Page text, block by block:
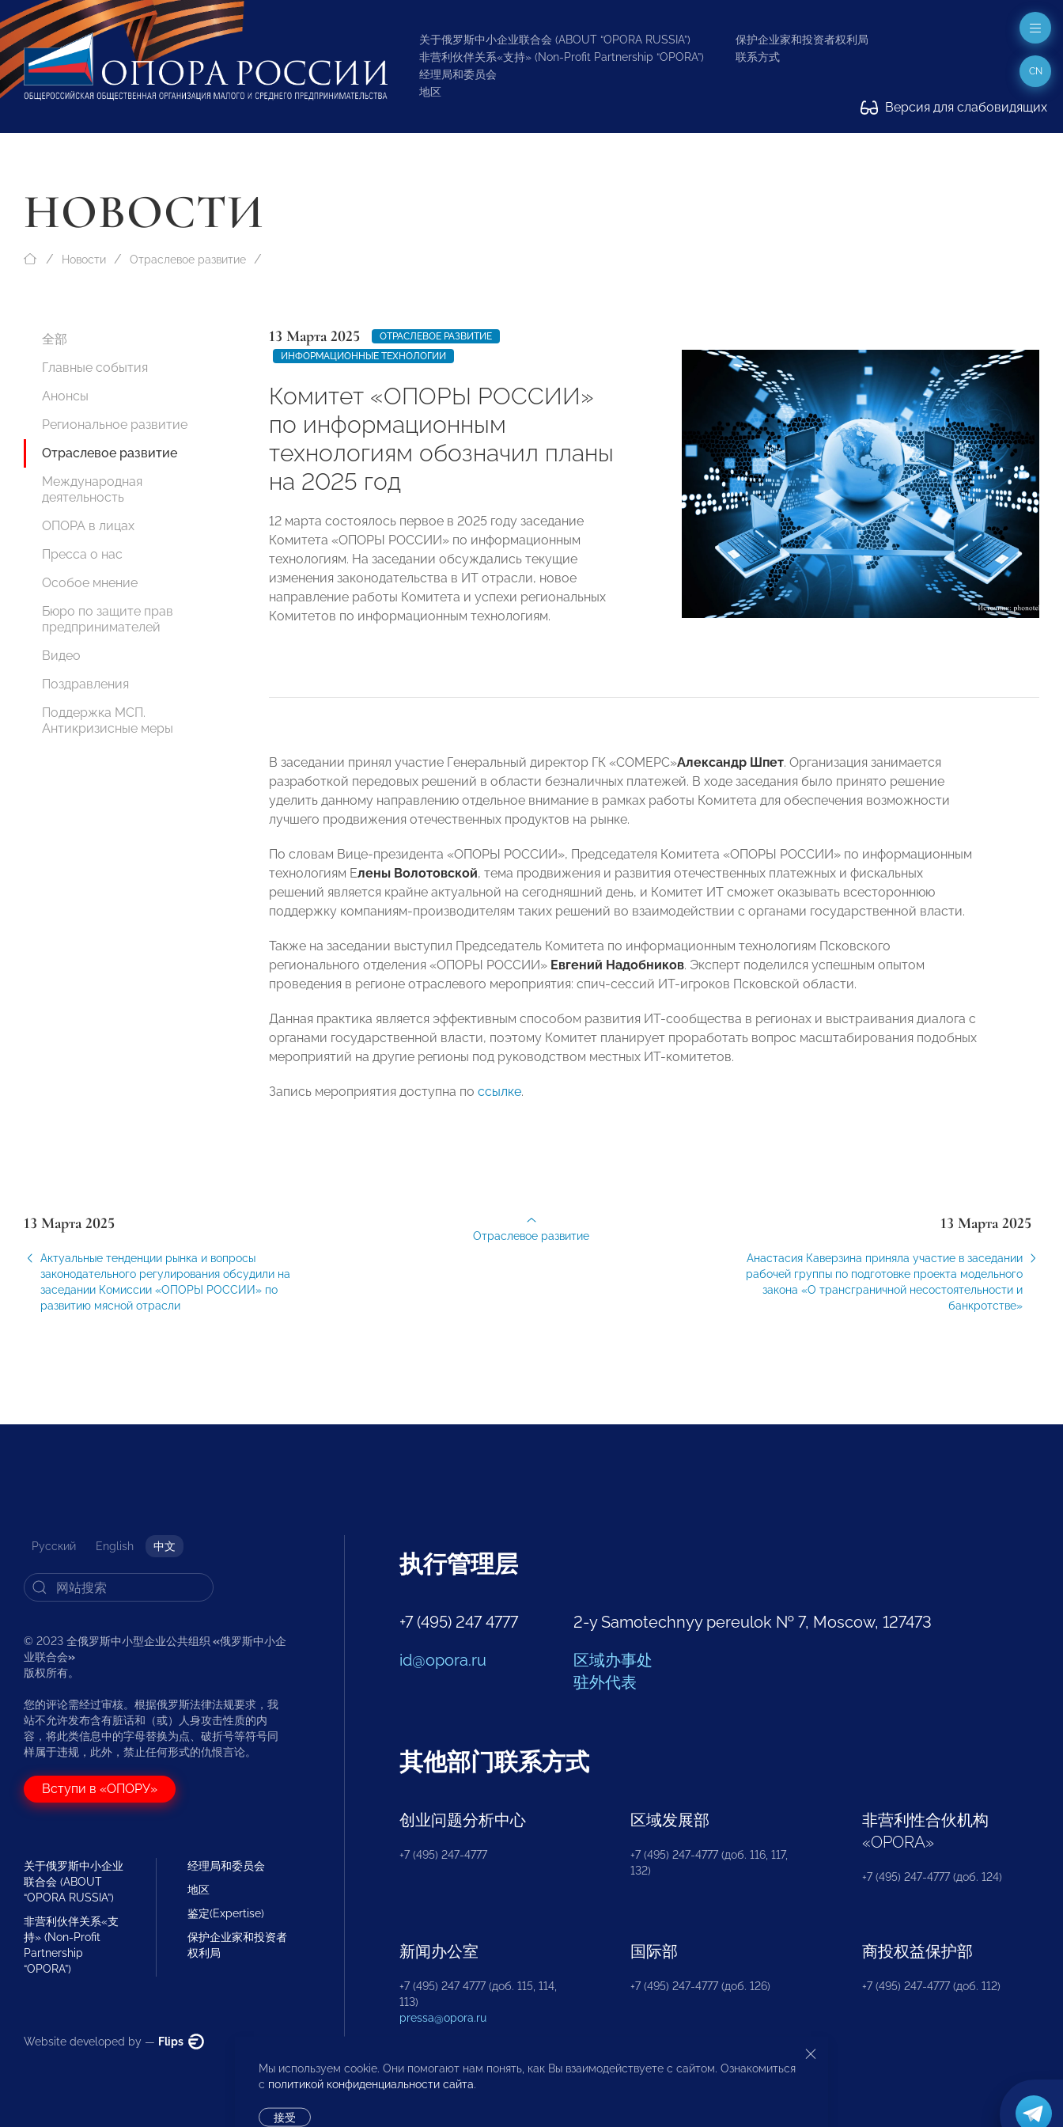
关于俄罗斯中小企业联合会 (ABOUT “OPORA RUSSIA”)
非营利伙伴关系«支持» (Non-Profit Partnership “OPORA”)
经理局和委员会
地区
保护企业家和投资者权利局
联系方式
Версия для слабовидящих
CN
НОВОСТИ
Новости Отраслевое развитие
全部
Главные события
Анонсы
Региональное развитие
Отраслевое развитие
Международная
деятельность
ОПОРА в лицах
Пресса о нас
Особое мнение
Бюро по защите прав
предпринимателей
Видео
Поздравления
Поддержка МСП.
Антикризисные меры
13 Марта 2025
ОТРАСЛЕВОЕ РАЗВИТИЕ
ИНФОРМАЦИОННЫЕ ТЕХНОЛОГИИ
Комитет «ОПОРЫ РОССИИ»
по информационным
технологиям обозначил планы
на 2025 год
12 марта состоялось первое в 2025 году заседание
Комитета «ОПОРЫ РОССИИ» по информационным
технологиям. На заседании обсуждались текущие
изменения законодательства в ИТ отрасли, новое
направление работы Комитета и успехи региональных
Комитетов по информационным технологиям.
В заседании принял участие Генеральный директор ГК «СОМЕРС»Александр Шпет. Организация занимается
разработкой передовых решений в области безналичных платежей. В ходе заседания было принято решение
уделить данному направлению отдельное внимание в рамках работы Комитета для обеспечения возможности
лучшего продвижения отечественных продуктов на рынке.
По словам Вице-президента «ОПОРЫ РОССИИ», Председателя Комитета «ОПОРЫ РОССИИ» по информационным
технологиям Елены Волотовской, тема продвижения и развития отечественных платежных и фискальных
решений является крайне актуальной на сегодняшний день, и Комитет ИТ сможет оказывать всестороннюю
поддержку компаниям-производителям таких решений во взаимодействии с органами государственной власти.
Также на заседании выступил Председатель Комитета по информационным технологиям Псковского
регионального отделения «ОПОРЫ РОССИИ» Евгений Надобников. Эксперт поделился успешным опытом
проведения в регионе отраслевого мероприятия: спич-сессий ИТ-игроков Псковской области.
Данная практика является эффективным способом развития ИТ-сообщества в регионах и выстраивания диалога с
органами государственной власти, поэтому Комитет планирует проработать вопрос масштабирования подобных
мероприятий на другие регионы под руководством местных ИТ-комитетов.
Запись мероприятия доступна по ссылке.
13 Марта 2025
Актуальные тенденции рынка и вопросы
законодательного регулирования обсудили на
заседании Комиссии «ОПОРЫ РОССИИ» по
развитию мясной отрасли
13 Марта 2025
Анастасия Каверзина приняла участие в заседании
рабочей группы по подготовке проекта модельного
закона «О трансграничной несостоятельности и
банкротстве»
Отраслевое развитие
Русский English 中文
© 2023 全俄罗斯中小型企业公共组织 «俄罗斯中小企
业联合会»
版权所有。
您的评论需经过审核。根据俄罗斯法律法规要求，我
站不允许发布含有脏话和（或）人身攻击性质的内
容，将此类信息中的字母替换为点、破折号等符号同
样属于违规，此外，禁止任何形式的仇恨言论。
Вступи в «ОПОРУ»
关于俄罗斯中小企业
联合会 (ABOUT
“OPORA RUSSIA”)
非营利伙伴关系«支
持» (Non-Profit
Partnership
“OPORA”)
经理局和委员会
地区
鉴定(Expertise)
保护企业家和投资者
权利局
Website developed by — Flips
执行管理层
+7 (495) 247 4777
id@opora.ru
2-y Samotechnyy pereulok № 7, Moscow, 127473
区域办事处
驻外代表
其他部门联系方式
创业问题分析中心
+7 (495) 247-4777
区域发展部
+7 (495) 247-4777 (доб. 116, 117,
132)
非营利性合伙机构
«OPORA»
+7 (495) 247-4777 (доб. 124)
新闻办公室
+7 (495) 247 4777 (доб. 115, 114,
113)
pressa@opora.ru
国际部
+7 (495) 247-4777 (доб. 126)
商投权益保护部
+7 (495) 247-4777 (доб. 112)
Мы используем cookie. Они помогают нам понять, как Вы взаимодействуете с сайтом. Ознакомиться
с политикой конфиденциальности сайта.
接受